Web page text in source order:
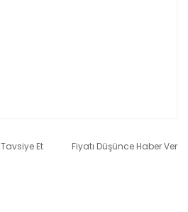
Tavsiye Et Fiyatı Düşünce Haber Ver